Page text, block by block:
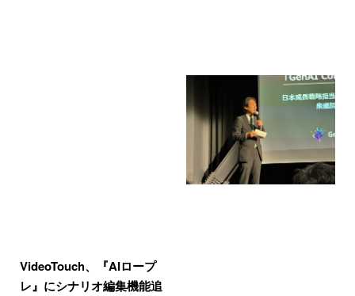
VideoTouch、『AIロープ
レ』にシナリオ編集機能追